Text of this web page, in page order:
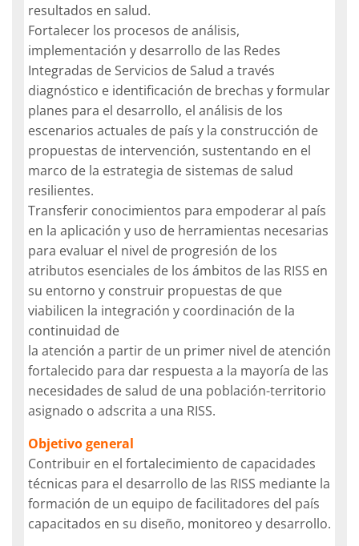
resultados en salud.
Fortalecer los procesos de análisis,
implementación y desarrollo de las Redes
Integradas de Servicios de Salud a través
diagnóstico e identificación de brechas y formular
planes para el desarrollo, el análisis de los
escenarios actuales de país y la construcción de
propuestas de intervención, sustentando en el
marco de la estrategia de sistemas de salud
resilientes.
Transferir conocimientos para empoderar al país
en la aplicación y uso de herramientas necesarias
para evaluar el nivel de progresión de los
atributos esenciales de los ámbitos de las RISS en
su entorno y construir propuestas de que
viabilicen la integración y coordinación de la
continuidad de
la atención a partir de un primer nivel de atención
fortalecido para dar respuesta a la mayoría de las
necesidades de salud de una población-territorio
asignado o adscrita a una RISS.
Objetivo general
Contribuir en el fortalecimiento de capacidades
técnicas para el desarrollo de las RISS mediante la
formación de un equipo de facilitadores del país
capacitados en su diseño, monitoreo y desarrollo.